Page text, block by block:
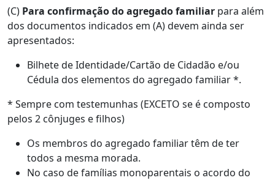
(C) Para confirmação do agregado familiar para além
dos documentos indicados em (A) devem ainda ser
apresentados:
Bilhete de Identidade/Cartão de Cidadão e/ou
Cédula dos elementos do agregado familiar *.
* Sempre com testemunhas (EXCETO se é composto
pelos 2 cônjuges e filhos)
Os membros do agregado familiar têm de ter
todos a mesma morada.
No caso de famílias monoparentais o acordo do